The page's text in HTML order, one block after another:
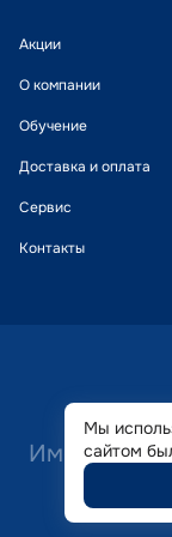
Акции
О компании
Обучение
Доставка и оплата
Сервис
Контакты
Имеются
Мы
сайтом